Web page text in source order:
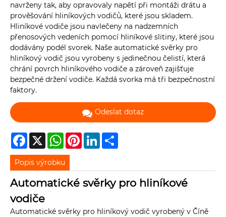
navrženy tak, aby opravovaly napětí při montáži drátu a
prověšování hliníkových vodičů, které jsou skladem.
Hliníkové vodiče jsou navlečeny na nadzemních
přenosových vedeních pomocí hliníkové slitiny, které jsou
dodávány podél svorek. Naše automatické svěrky pro
hliníkový vodič jsou vyrobeny s jedinečnou čelistí, která
chrání povrch hliníkového vodiče a zároveň zajišťuje
bezpečné držení vodiče. Každá svorka má tři bezpečnostní
faktory.
Odeslat dotaz
Facebook
X WhatsAppPinterestLinkedIn
Popis výrobku
Automatické svěrky pro hliníkové
vodiče
Automatické svěrky pro hliníkový vodič vyrobený v Číně